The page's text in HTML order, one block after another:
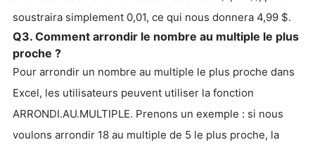
soustraira simplement 0,01, ce qui nous donnera 4,99 $.
Q3. Comment arrondir le nombre au multiple le plus
proche ?
Pour arrondir un nombre au multiple le plus proche dans
Excel, les utilisateurs peuvent utiliser la fonction
ARRONDI.AU.MULTIPLE. Prenons un exemple : si nous
voulons arrondir 18 au multiple de 5 le plus proche, la